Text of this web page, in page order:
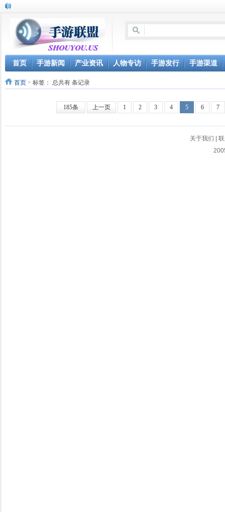
首页 手游新闻 产业资讯 人物专访 手游发行 手游渠道
首页 > 标签： 总共有 条记录
185条 上一页 1 2 3 4 5 6 7
关于我们